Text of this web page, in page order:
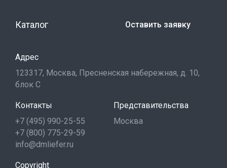
Каталог Оставить заявку
Адрес
123317, Москва, Пресненская набережная, д. 10,
блок С
Контакты
+7 (495) 990-25-55
+7 (800) 775-29-59
info@dmliefer.ru
Представительства
Москва
Copyright